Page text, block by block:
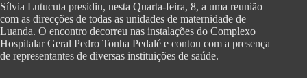
Sílvia Lutucuta presidiu, nesta Quarta-feira, 8, a uma reunião
com as direcções de todas as unidades de maternidade de
Luanda. O encontro decorreu nas instalações do Complexo
Hospitalar Geral Pedro Tonha Pedalé e contou com a presença
de representantes de diversas instituições de saúde.